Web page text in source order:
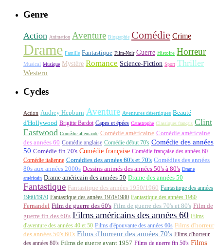
Genre
Action Animation Aventure Biographie Comédie Crime
Drame Famille Fantastique Film-Noir Guerre Histoire Horreur
Musical Musique Mystère Romance Science-Fiction Sport Thriller
Western
Cycles
Action Audrey Hepburn Aventure Aventures désertiques Beauté
d'Hollywood Brigitte Bardot Capes et épées Catastrophe Classiques français Clint
Eastwood Comédie allemande Comédie américaine Comédie américaine
des années 60 Comédie anglaise Comédie début 70's Comédie des années
50 Comédie fin 70's Comédie française Comédie française des années 60
Comédie italienne Comédies des années 60's et 70's Comédies des années
80s aux années 2000s Dessins animés des années 50's à 80's Drame
américain Drame américain des années 50 Drame des années 50
Fantastique Fantastique des années 1950/1960 Fantastique des années
1960/1970 Fantastique des années 1970/1980 Fantastique des années 1980
Fernandel Film de guerre des 60's Film de guerre des 70's et 80's Film de
guerre fin des 60's Films américains des années 60 Films
d'aventure des années 40 et 50 Films d'épouvante des années 60s Films d'horreur
des années 50's 60's Films d'horreur des années 70's Films d'horreur
des années 80's Films de guerre avant 1957 Films de guerre fin 50's Films